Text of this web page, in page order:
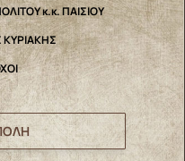
κ.κ. ΠΑΙΣΙΟΥ